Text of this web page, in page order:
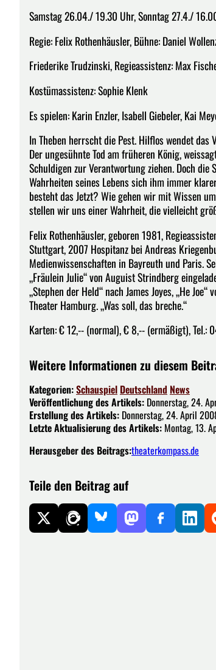
Samstag 26.04./ 19.30 Uhr, Sonntag 27.4./
Regie: Felix Rothenhäusler, Bühne: Daniel
Friederike Trudzinski, Regieassistenz: Max
Kostümassistenz: Sophie Klenk
Es spielen: Karin Enzler, Isabell Giebeler, Kai
In Theben herrscht die Pest. Hilflos wendet
Der ungesühnte Tod am früheren König,
Schuldigen zur Verantwortung ziehen. Doch
Wahrheiten seines Lebens sich ihm immer
besteht das Jetzt? Wie gehen wir mit Wissen
stellen wir uns einer Wahrheit, die vielleicht
Felix Rothenhäusler, geboren 1981,
Stuttgart, 2007 Hospitanz bei Andreas
Medienwissenschaften in Bayreuth und Paris.
„Fräulein Julie“ von Auguist Strindberg
„Stephen der Held“ nach James Joyes, „He
Theater Hamburg. „Was soll, das breche.“
Karten: € 12,-- (normal), € 8,-- (ermäßigt), Tel.:
Weitere Informationen zu diesem
Kategorien:Schauspiel Deutschland News
Veröffentlichung des Artikels: Donnerstag, 24.
Erstellung des Artikels: Donnerstag, 24. April
Letzte Aktualisierung des Artikels: Montag, 13.
Herausgeber des Beitrags:theaterkompass.de
Teile den Beitrag auf